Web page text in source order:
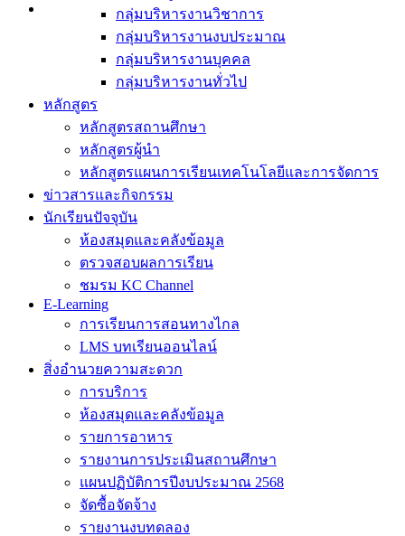
กลุ่มบริหารงานวิชาการ
กลุ่มบริหารงานงบประมาณ
กลุ่มบริหารงานบุคคล
กลุ่มบริหารงานทั่วไป
หลักสูตร
หลักสูตรสถานศึกษา
หลักสูตรผู้นำ
หลักสูตรแผนการเรียนเทคโนโลยีและการจัดการ
ข่าวสารและกิจกรรม
นักเรียนปัจจุบัน
ห้องสมุดและคลังข้อมูล
ตรวจสอบผลการเรียน
ชมรม KC Channel
E-Learning
การเรียนการสอนทางไกล
LMS บทเรียนออนไลน์
สิ่งอำนวยความสะดวก
การบริการ
ห้องสมุดและคลังข้อมูล
รายการอาหาร
รายงานการประเมินสถานศึกษา
แผนปฏิบัติการปีงบประมาณ 2568
จัดซื้อจัดจ้าง
รายงานงบทดลอง